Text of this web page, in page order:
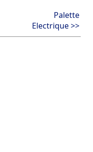
Palette
Electrique >>